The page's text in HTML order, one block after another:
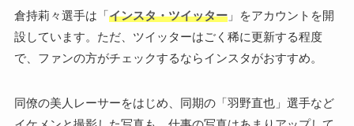
倉持莉々選手は「インスタ・ツイッター」をアカウントを開
設しています。ただ、ツイッターはごく稀に更新する程度
で、ファンの方がチェックするならインスタがおすすめ。
同僚の美人レーサーをはじめ、同期の「羽野直也」選手など